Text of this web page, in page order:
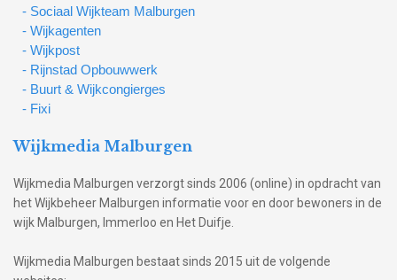
- Sociaal Wijkteam Malburgen
- Wijkagenten
- Wijkpost
- Rijnstad Opbouwwerk
- Buurt & Wijkcongierges
- Fixi
Wijkmedia Malburgen
Wijkmedia Malburgen verzorgt sinds 2006 (online) in opdracht van
het Wijkbeheer Malburgen informatie voor en door bewoners in de
wijk Malburgen, Immerloo en Het Duifje.
Wijkmedia Malburgen bestaat sinds 2015 uit de volgende